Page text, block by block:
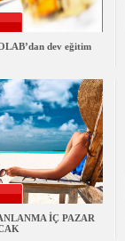
dev eğitim
İÇ PAZAR